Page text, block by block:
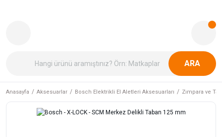
ARA
Anasayfa Aksesuarlar Bosch Elektrikli El Aletleri Aksesuarları Zımpara ve